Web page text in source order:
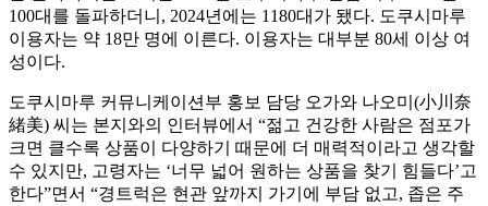
100대를 돌파하더니, 2024년에는 1180대가 됐다. 도쿠시마루
이용자는 약 18만 명에 이른다. 이용자는 대부분 80세 이상 여
성이다.
도쿠시마루 커뮤니케이션부 홍보 담당 오가와 나오미(小川奈
緒美) 씨는 본지와의 인터뷰에서 “젊고 건강한 사람은 점포가
크면 클수록 상품이 다양하기 때문에 더 매력적이라고 생각할
수 있지만, 고령자는 ‘너무 넓어 원하는 상품을 찾기 힘들다’고
한다”면서 “경트럭은 현관 앞까지 가기에 부담 없고, 좁은 주